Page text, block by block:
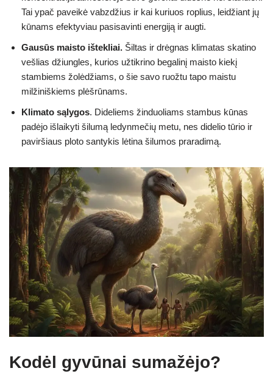
Tai ypač paveikė vabzdžius ir kai kuriuos roplius, leidžiant jų
kūnams efektyviau pasisavinti energiją ir augti.
Gausūs maisto ištekliai. Šiltas ir drėgnas klimatas skatino
vešlias džiungles, kurios užtikrino begalinį maisto kiekį
stambiems žolėdžiams, o šie savo ruožtu tapo maistu
milžiniškiems plėšrūnams.
Klimato sąlygos. Dideliems žinduoliams stambus kūnas
padėjo išlaikyti šilumą ledynmečių metu, nes didelio tūrio ir
paviršiaus ploto santykis lėtina šilumos praradimą.
Kodėl gyvūnai sumažėjo?